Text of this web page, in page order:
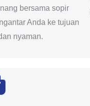
bersama sopir
Anda ke tujuan
nyaman.